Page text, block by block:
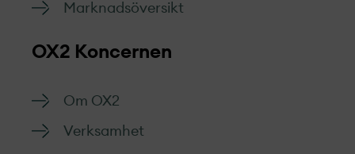
Marknads­översikt
OX2 Koncernen
Om OX2
Verksamhet